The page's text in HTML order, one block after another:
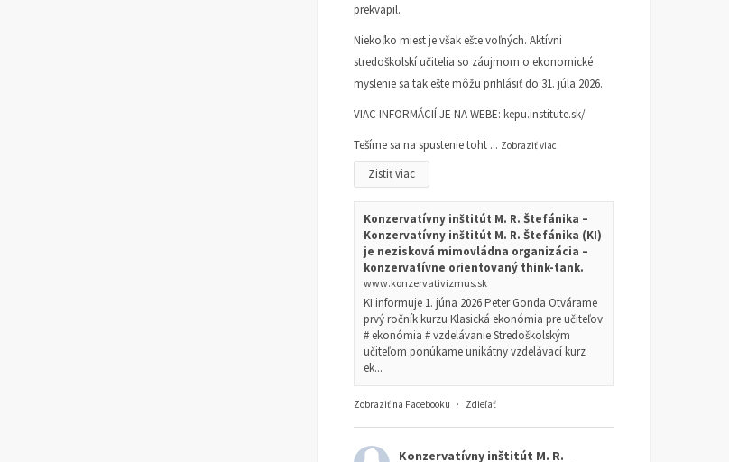
prekvapil.
Niekoľko miest je však ešte voľných. Aktívni
stredoškolskí učitelia so záujmom o ekonomické
myslenie sa tak ešte môžu prihlásiť do 31. júla 2026.
VIAC INFORMÁCIÍ JE NA WEBE: kepu.institute.sk/
Tešíme sa na spustenie toht ... Zobraziť viac
Zistiť viac
Konzervatívny inštitút M. R. Štefánika –
Konzervatívny inštitút M. R. Štefánika (KI)
je nezisková mimovládna organizácia –
konzervatívne orientovaný think-tank.
www.konzervativizmus.sk
KI informuje 1. júna 2026 Peter Gonda Otvárame
prvý ročník kurzu Klasická ekonómia pre učiteľov
# ekonómia # vzdelávanie Stredoškolským
učiteľom ponúkame unikátny vzdelávací kurz
ek...
Zobraziť na Facebooku · Zdieľať
Konzervatívny inštitút M. R.